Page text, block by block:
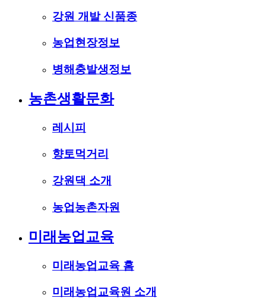
강원 개발 신품종
농업현장정보
병해충발생정보
농촌생활문화
레시피
향토먹거리
강원댁 소개
농업농촌자원
미래농업교육
미래농업교육 홈
미래농업교육원 소개